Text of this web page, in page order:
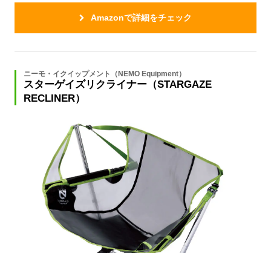
Amazonで詳細をチェック
ニーモ・イクイップメント（NEMO Equipment）
スターゲイズリクライナー（STARGAZE
RECLINER）